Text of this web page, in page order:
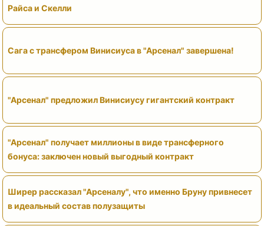
Райса и Скелли
Сага с трансфером Винисиуса в "Арсенал" завершена!
"Арсенал" предложил Винисиусу гигантский контракт
"Арсенал" получает миллионы в виде трансферного
бонуса: заключен новый выгодный контракт
Ширер рассказал "Арсеналу", что именно Бруну привнесет
в идеальный состав полузащиты